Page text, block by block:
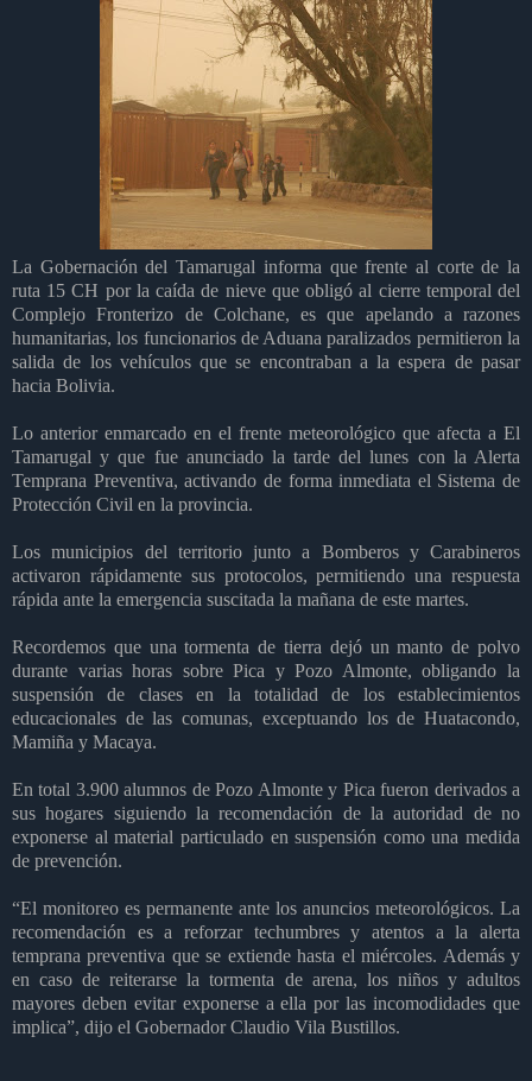
La Gobernación del Tamarugal informa que frente al corte de la
ruta 15 CH por la caída de nieve que obligó al cierre temporal del
Complejo Fronterizo de Colchane, es que apelando a razones
humanitarias, los funcionarios de Aduana paralizados permitieron la
salida de los vehículos que se encontraban a la espera de pasar
hacia Bolivia.
Lo anterior enmarcado en el frente meteorológico que afecta a El
Tamarugal y que fue anunciado la tarde del lunes con la Alerta
Temprana Preventiva, activando de forma inmediata el Sistema de
Protección Civil en la provincia.
Los municipios del territorio junto a Bomberos y Carabineros
activaron rápidamente sus protocolos, permitiendo una respuesta
rápida ante la emergencia suscitada la mañana de este martes.
Recordemos que una tormenta de tierra dejó un manto de polvo
durante varias horas sobre Pica y Pozo Almonte, obligando la
suspensión de clases en la totalidad de los establecimientos
educacionales de las comunas, exceptuando los de Huatacondo,
Mamiña y Macaya.
En total 3.900 alumnos de Pozo Almonte y Pica fueron derivados a
sus hogares siguiendo la recomendación de la autoridad de no
exponerse al material particulado en suspensión como una medida
de prevención.
“El monitoreo es permanente ante los anuncios meteorológicos. La
recomendación es a reforzar techumbres y atentos a la alerta
temprana preventiva que se extiende hasta el miércoles. Además y
en caso de reiterarse la tormenta de arena, los niños y adultos
mayores deben evitar exponerse a ella por las incomodidades que
implica”, dijo el Gobernador Claudio Vila Bustillos.